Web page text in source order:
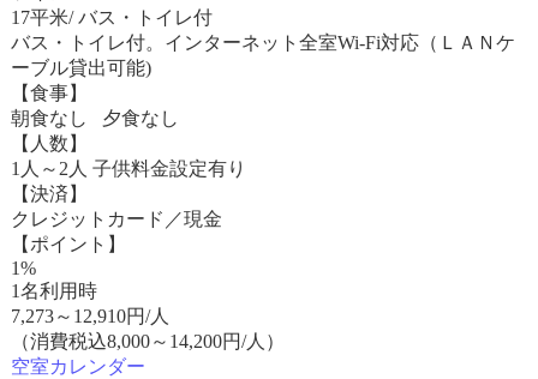
17平米/ バス・トイレ付
バス・トイレ付。インターネット全室Wi-Fi対応（ＬＡＮケ
ーブル貸出可能)
【食事】
朝食なし 夕食なし
【人数】
1人～2人 子供料金設定有り
【決済】
クレジットカード／現金
【ポイント】
1%
1名利用時
7,273～ 12,910円/人
（消費税込8,000～14,200円/人）
空室カレンダー